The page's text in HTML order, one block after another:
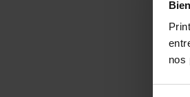
nos